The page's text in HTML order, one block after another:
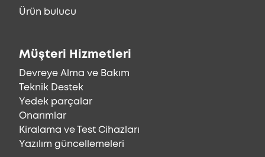
Ürün bulucu
Müşteri Hizmetleri
Devreye Alma ve Bakım
Teknik Destek
Yedek parçalar
Onarımlar
Kiralama ve Test Cihazları
Yazılım güncellemeleri